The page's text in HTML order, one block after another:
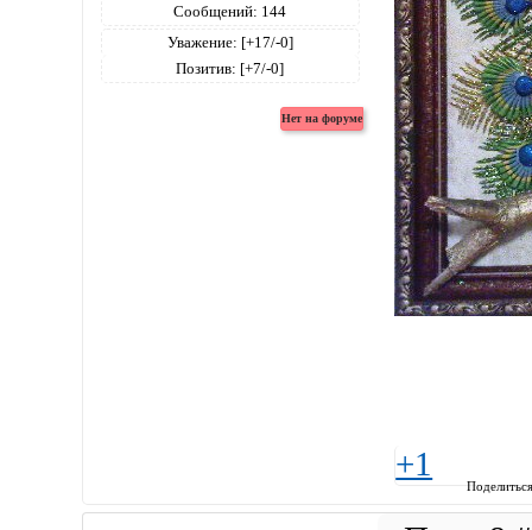
Сообщений: 144
Уважение: [+17/-0]
Позитив: [+7/-0]
+1